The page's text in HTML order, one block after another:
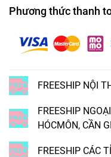
Phương thức thanh
FREESHIP NỘI
FREESHIP
HÓCMÔN, CẦN
FREESHIP CÁC